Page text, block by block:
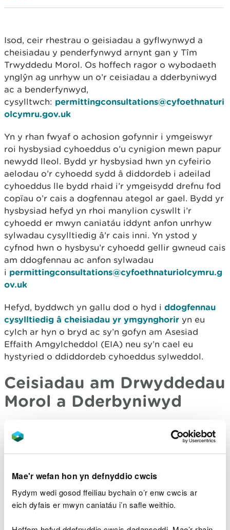
Mae'r wefan hon yn defnyddio cwcis
Rydym wedi gosod ffeiliau bychain o’r enw cwcis ar
eich dyfais er mwyn caniatáu i’n safle weithio.
Isod, ceir rhestrau o geisiadau a gyflwynwyd a
cheisiadau y penderfynwyd arnynt gan y Tîm
Trwyddedu Morol. Os hoffech ragor o wybodaeth
ynglŷn ag unrhyw un o’r ceisiadau a dderbyniwyd
ac a benderfynwyd,
cysylltwch: permittingconsultations@cyfoethnaturi
olcymru.gov.uk
Yn y rhan fwyaf o achosion gofynnir i ymgeiswyr
roi hysbysiad cyhoeddus o’u cynigion mewn papur
newydd lleol. Bydd yr hysbysiad hwn yn cyfeirio
aelodau o’r cyhoedd sydd â diddordeb i adeilad
cyhoeddus lle bydd rhaid i’r ymgeisydd drefnu fod
copïau o’r cais a dogfennau ategol ar gael. Bydd yr
hysbysiad hefyd yn rhoi manylion cyswllt i’r
cyhoedd er mwyn caniatáu iddynt anfon unrhyw
sylwadau cysylltiedig â’r cais inni. Yn ystod y
cyfnod hwn o hysbysu’r cyhoedd gellir gwneud cais
am ddogfennau ac anfon sylwadau
i permittingconsultations@cyfoethnaturiolcymru.g
ov.uk
Hefyd, byddwch yn gallu dod o hyd i ddogfennau
cysylltiedig â cheisiadau yr ymgynghorir yn eu
cylch ar hyn o bryd ac sy’n gofyn am Asesiad
Effaith Amgylcheddol (EIA) neu sy’n cael eu
hystyried o ddiddordeb cyhoeddus sylweddol.
Ceisiadau am Drwyddedau
Morol a Dderbyniwyd
Drwydded
Lleoliad y Safle
Math o
Gais
CML2135 Band 2
CML2133
Ceredigion
County
Council
Gwaith Amddiffyn
yr Arfordir CRMP
Band 3